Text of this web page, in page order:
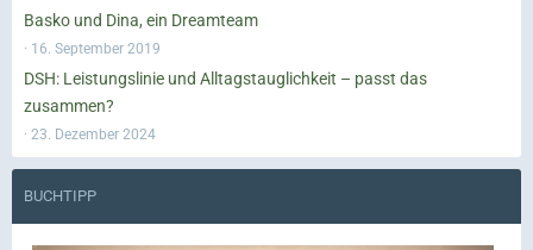
Basko und Dina, ein Dreamteam
16. September 2019
DSH: Leistungslinie und Alltagstauglichkeit – passt das
zusammen?
23. Dezember 2024
BUCHTIPP